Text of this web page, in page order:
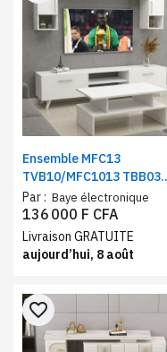
Ensemble MFC13
TVB10/MFC1013 TBB03
meuble de salon – Table
téléviseur + table basse
blanc
Par : Baye électronique
136 000 F CFA
Livraison GRATUITE
aujourd’hui, 8 août
favorite_border